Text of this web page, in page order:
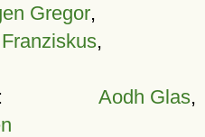
Gregor,
,
Aodh Glas,